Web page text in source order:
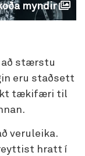
myndir
að stærstu
eru staðsett
tækifæri til
veruleika.
hratt í